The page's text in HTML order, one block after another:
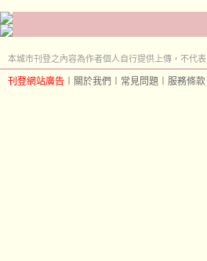
本城市刊登之內容為作者個人自行提供上傳，不代表
刊登網站廣告 關於我們 常見問題 服務條款